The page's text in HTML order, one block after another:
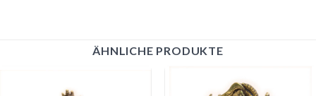
ÄHNLICHE PRODUKTE